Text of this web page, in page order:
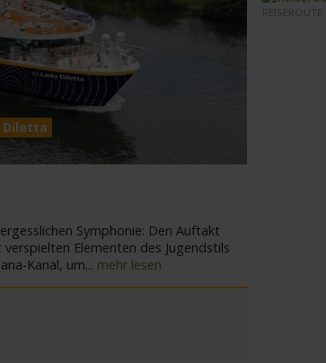
Diletta
Symphonie: Den Auftakt
Elementen des Jugendstils
­Kanal, um... mehr lesen
REISEROUTE -